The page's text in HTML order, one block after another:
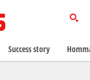
Success story